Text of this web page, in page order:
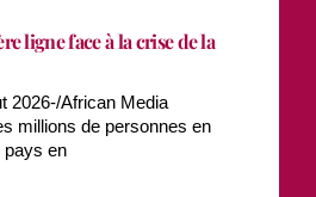
ligne face à la crise de la
2026-/African Media
millions de personnes en
pays en